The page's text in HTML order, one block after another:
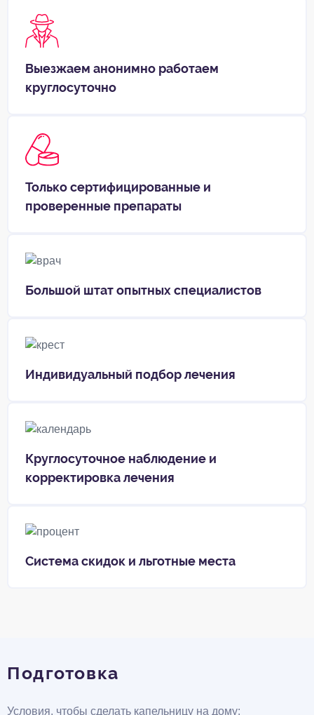
Выезжаем анонимно работаем
круглосуточно
Только сертифицированные и
проверенные препараты
Большой штат опытных специалистов
Индивидуальный подбор лечения
Круглосуточное наблюдение и
корректировка лечения
Система скидок и льготные места
Подготовка
Условия, чтобы сделать капельницу на дому: